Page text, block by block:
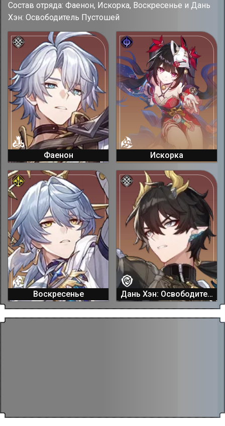
Состав отряда: Фаенон, Искорка, Воскресенье и Дань
Хэн: Освободитель Пустошей
Фаенон Искорка
Воскресенье Дань Хэн: Освободитель Пустошей